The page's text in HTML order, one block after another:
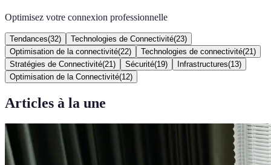
Optimisez votre connexion professionnelle
Tendances(32) Technologies de Connectivité(23)
Optimisation de la connectivité(22) Technologies de connectivité(21 )
Stratégies de Connectivité(21 ) Sécurité(19) Infrastructures(13)
Optimisation de la Connectivité(12)
Articles à la une